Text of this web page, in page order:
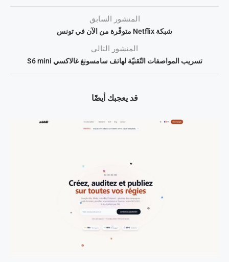
المنشور السابق
شبكة Netflix متوفّرة من الآن في تونس
المنشور التالي
تسريب المواصفات التّقنيّة لهاتف سامسونغ غالاكسي S6 mini
قد يعجبك أيضًا